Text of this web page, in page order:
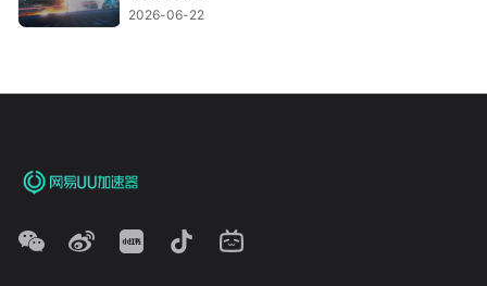
2026-06-22